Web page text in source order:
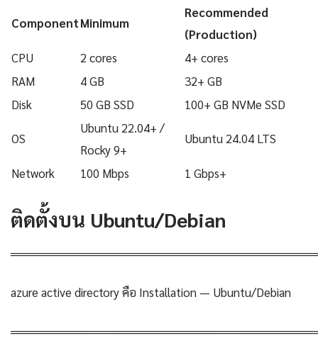
ComponentMinimum
Recommended
(Production)
CPU
2 cores
4+ cores
RAM
4 GB
32+ GB
Disk
50 GB SSD 100+ GB NVMe SSD
OS
Ubuntu 22.04+ /
Rocky 9+
Ubuntu 24.04 LTS
Network 100 Mbps 1 Gbps+
ติดตั้งบน Ubuntu/Debian
azure active directory คือ Installation — Ubuntu/Debian